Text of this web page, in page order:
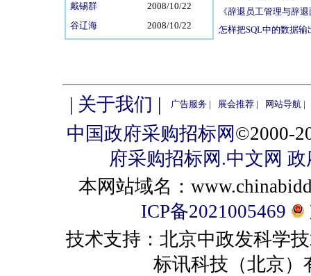
戴锡群
2008/10/22
谷辽海
2008/10/22
《辞退员工管理与辞
怎样把SQL中的数据
| 关于我们 | 广告服务 | 展会推荐 | 网站导航 |
中国政府采购招标网©2000-
府采购招标网.中文网 政
本网站域名：
ICP备2021005469
技术支持：北京中政发科学
标讯科技（北京）